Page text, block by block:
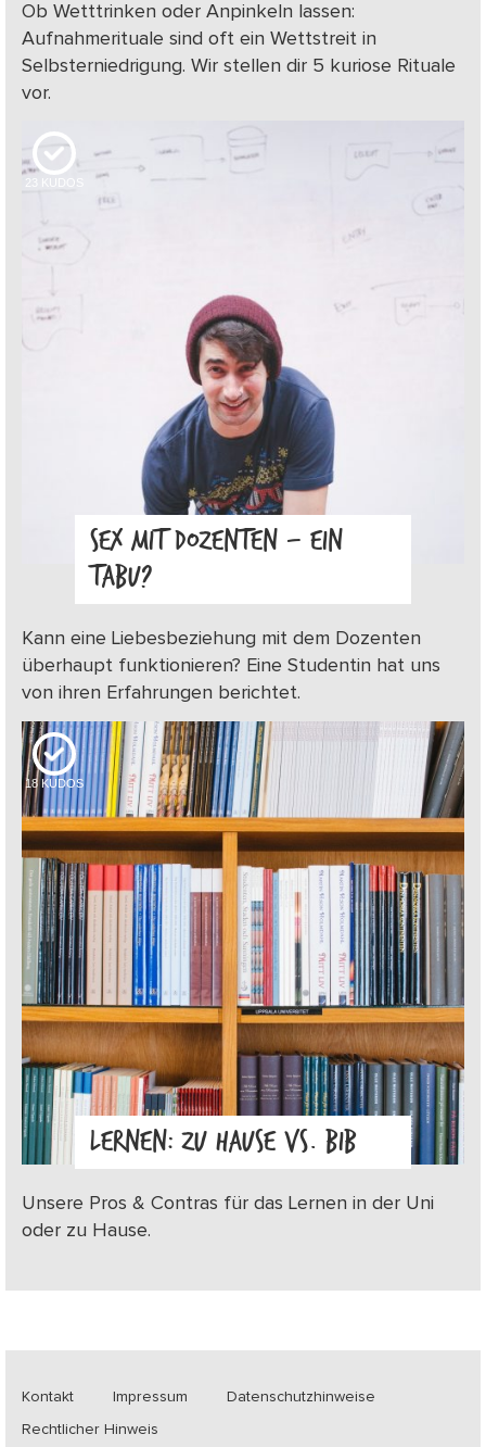
Ob Wetttrinken oder Anpinkeln lassen:
Aufnahmerituale sind oft ein Wettstreit in
Selbsterniedrigung. Wir stellen dir 5 kuriose Rituale
vor.
23 KUDOS
SEX MIT DOZENTEN – EIN
TABU?
Kann eine Liebesbeziehung mit dem Dozenten
überhaupt funktionieren? Eine Studentin hat uns
von ihren Erfahrungen berichtet.
18 KUDOS
LERNEN: ZU HAUSE VS. BIB
Unsere Pros & Contras für das Lernen in der Uni
oder zu Hause.
Kontakt Impressum Datenschutzhinweise
Rechtlicher Hinweis